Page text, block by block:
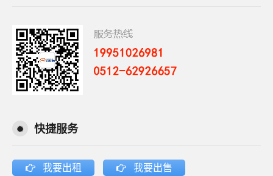
快捷服务
我要出租 我要出售